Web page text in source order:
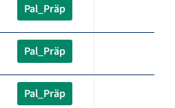
Pal_Präp
Pal_Präp
Pal_Präp